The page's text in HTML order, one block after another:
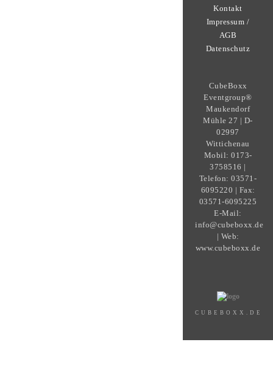
Kontakt
Impressum /
AGB
Datenschutz
CubeBoxx
Eventgroup®
Maukendorf
Mühle 27 | D-
02997
Wittichenau
Mobil: 0173-
3758516 |
Telefon: 03571-
6095220 | Fax:
03571-6095225
E-Mail:
info@cubeboxx.de
| Web:
www.cubeboxx.de
CUBEBOXX.DE